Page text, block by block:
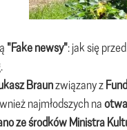
"Fake newsy": jak się
Braunzwiązany z
najmłodszych na
ze środków Ministra